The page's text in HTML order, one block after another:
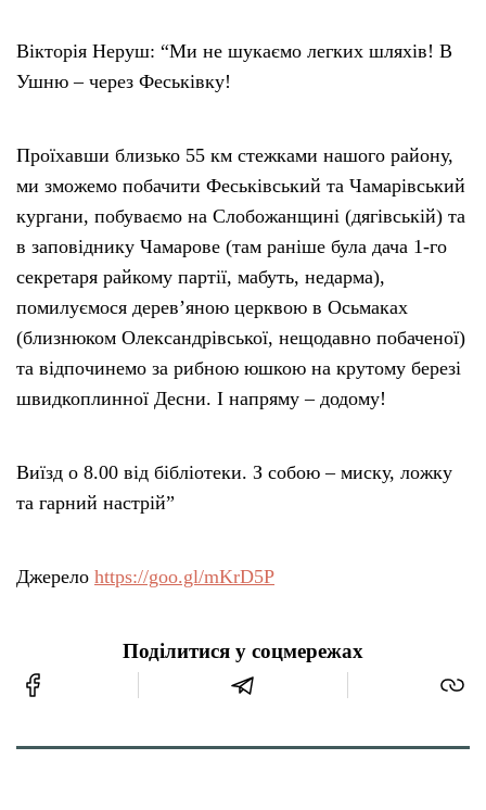
Вікторія Неруш: “Ми не шукаємо легких шляхів! В
Ушню – через Феськівку!
Проїхавши близько 55 км стежками нашого району,
ми зможемо побачити Феськівський та Чамарівський
кургани, побуваємо на Слобожанщині (дягівській) та
в заповіднику Чамарове (там раніше була дача 1-го
секретаря райкому партії, мабуть, недарма),
помилуємося дерев’яною церквою в Осьмаках
(близнюком Олександрівської, нещодавно побаченої)
та відпочинемо за рибною юшкою на крутому березі
швидкоплинної Десни. І напряму – додому!
Виїзд о 8.00 від бібліотеки. З собою – миску, ложку
та гарний настрій”
Джерело https://goo.gl/mKrD5P
Поділитися у соцмережах